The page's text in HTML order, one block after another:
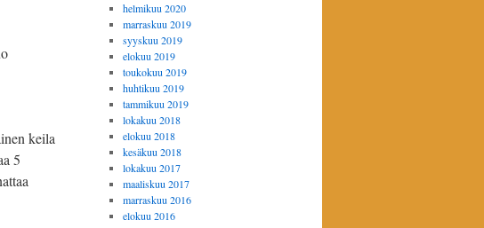
keila
5
helmikuu 2020
marraskuu 2019
syyskuu 2019
elokuu 2019
toukokuu 2019
huhtikuu 2019
tammikuu 2019
lokakuu 2018
elokuu 2018
kesäkuu 2018
lokakuu 2017
maaliskuu 2017
marraskuu 2016
elokuu 2016